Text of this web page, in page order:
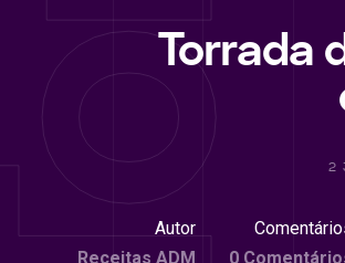
Torrada
Autor
Receitas ADM
0